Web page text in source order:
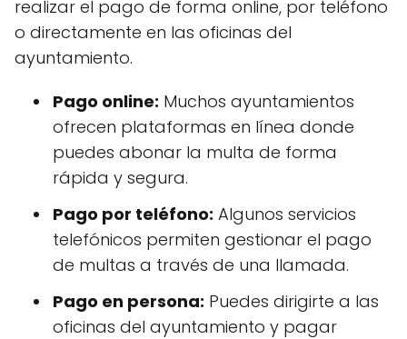
realizar el pago de forma online, por teléfono
o directamente en las oficinas del
ayuntamiento.
Pago online: Muchos ayuntamientos
ofrecen plataformas en línea donde
puedes abonar la multa de forma
rápida y segura.
Pago por teléfono: Algunos servicios
telefónicos permiten gestionar el pago
de multas a través de una llamada.
Pago en persona: Puedes dirigirte a las
oficinas del ayuntamiento y pagar